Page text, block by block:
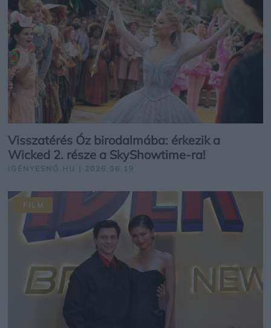
Visszatérés Óz birodalmába: érkezik a
Wicked 2. része a SkyShowtime-ra!
IGÉNYESNŐ.HU | 2026.06.19
FILM